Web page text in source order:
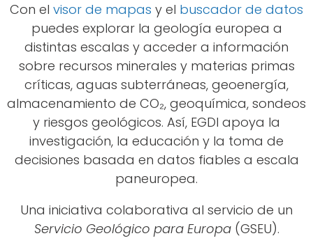
Con el visor de mapas y el buscador de datos
puedes explorar la geología europea a
distintas escalas y acceder a información
sobre recursos minerales y materias primas
críticas, aguas subterráneas, geoenergía,
almacenamiento de CO₂, geoquímica, sondeos
y riesgos geológicos. Así, EGDI apoya la
investigación, la educación y la toma de
decisiones basada en datos fiables a escala
paneuropea.
Una iniciativa colaborativa al servicio de un
Servicio Geológico para Europa(GSEU).